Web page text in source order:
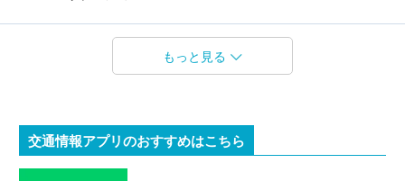
もっと見る
交通情報アプリのおすすめはこちら